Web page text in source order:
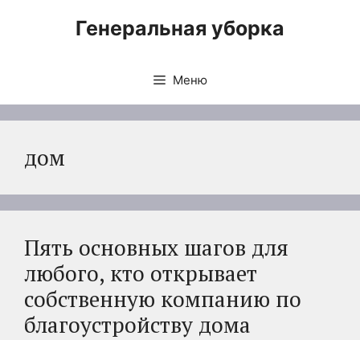
Генеральная уборка
Меню
дом
Пять основных шагов для
любого, кто открывает
собственную компанию по
благоустройству дома